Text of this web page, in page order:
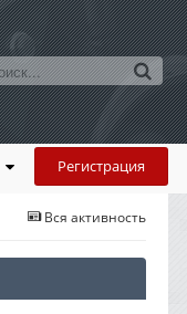
Регистрация
Вся активность